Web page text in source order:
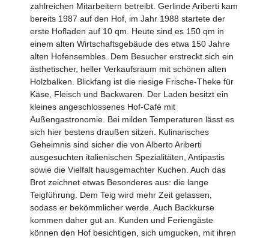
zahlreichen Mitarbeitern betreibt. Gerlinde Ariberti kam
bereits 1987 auf den Hof, im Jahr 1988 startete der
erste Hofladen auf 10 qm. Heute sind es 150 qm in
einem alten Wirtschaftsgebäude des etwa 150 Jahre
alten Hofensembles. Dem Besucher erstreckt sich ein
ästhetischer, heller Verkaufsraum mit schönen alten
Holzbalken. Blickfang ist die riesige Frische-Theke für
Käse, Fleisch und Backwaren. Der Laden besitzt ein
kleines angeschlossenes Hof-Café mit
Außengastronomie. Bei milden Temperaturen lässt es
sich hier bestens draußen sitzen. Kulinarisches
Geheimnis sind sicher die von Alberto Ariberti
ausgesuchten italienischen Spezialitäten, Antipastis
sowie die Vielfalt hausgemachter Kuchen. Auch das
Brot zeichnet etwas Besonderes aus: die lange
Teigführung. Dem Teig wird mehr Zeit gelassen,
sodass er bekömmlicher werde. Auch Backkurse
kommen daher gut an. Kunden und Feriengäste
können den Hof besichtigen, sich umgucken, mit ihren